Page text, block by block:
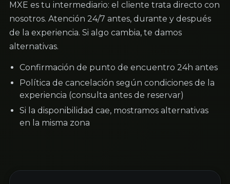
MXE es tu intermediario: el cliente trata directo con
nosotros. Atención 24/7 antes, durante y después
de la experiencia. Si algo cambia, te damos
alternativas.
Confirmación de punto de encuentro 24h antes
Política de cancelación según condiciones de la
experiencia (consulta antes de reservar)
Si la disponibilidad cae, mostramos alternativas
en la misma zona